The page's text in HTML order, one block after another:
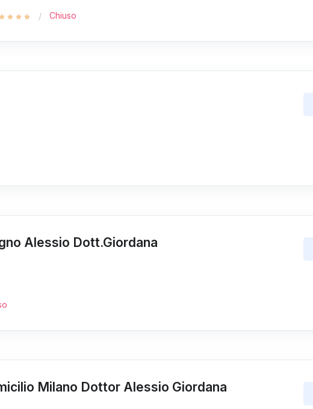
Chiuso
Alessio Dott.Giordana
Milano Dottor Alessio Giordana